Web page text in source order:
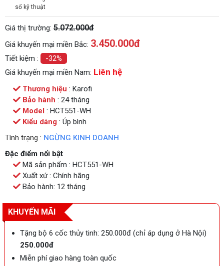
số kỹ thuật
Giá thị trường: 5.072.000đ
Giá khuyến mại miền Bắc: 3.450.000đ
Tiết kiệm :
-32%
Giá khuyến mại miền Nam: Liên hệ
Thương hiệu : Karofi
Bảo hành : 24 tháng
Model : HCT551-WH
Kiểu dáng : Úp bình
Tình trạng : NGỪNG KINH DOANH
Đặc điểm nổi bật
Mã sản phẩm : HCT551-WH
Xuất xứ : Chính hãng
Bảo hành: 12 tháng
KHUYẾN MÃI
Tặng bộ 6 cốc thủy tinh: 250.000đ (chỉ áp dụng ở Hà Nội)
250.000đ
Miễn phí giao hàng toàn quốc